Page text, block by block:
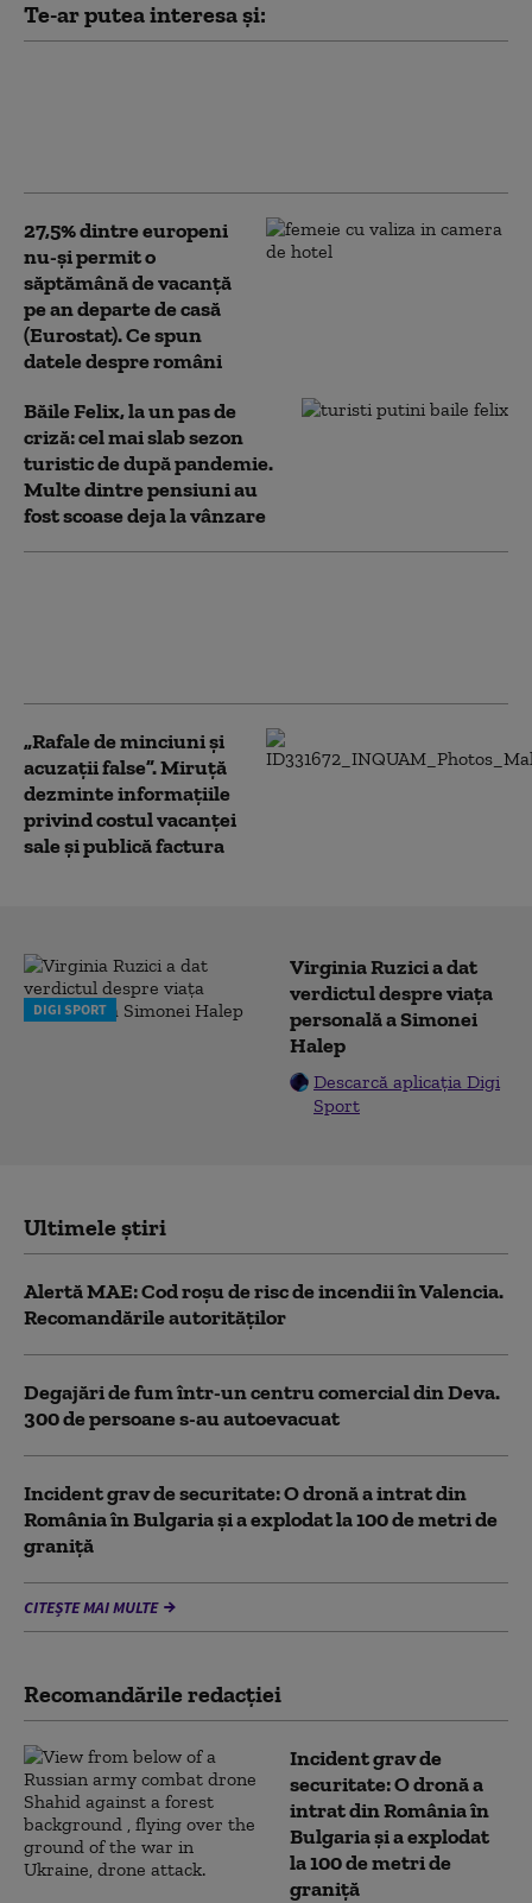
Te-ar putea interesa și:
27,5% dintre europeni
nu-şi permit o
săptămână de vacanţă
pe an departe de casă
(Eurostat). Ce spun
datele despre români
Băile Felix, la un pas de
criză: cel mai slab sezon
turistic de după pandemie.
Multe dintre pensiuni au
fost scoase deja la vânzare
„Rafale de minciuni şi
acuzaţii false”. Miruţă
dezminte informaţiile
privind costul vacanţei
sale şi publică factura
DIGI SPORT
Virginia Ruzici a dat
verdictul despre viața
personală a Simonei
Halep
Descarcă aplicația Digi
Sport
Ultimele știri
Alertă MAE: Cod roșu de risc de incendii în Valencia.
Recomandările autorităților
Degajări de fum într-un centru comercial din Deva.
300 de persoane s-au autoevacuat
Incident grav de securitate: O dronă a intrat din
România în Bulgaria şi a explodat la 100 de metri de
graniţă
CITEȘTE MAI MULTE
Recomandările redacţiei
Incident grav de
securitate: O dronă a
intrat din România în
Bulgaria şi a explodat
la 100 de metri de
graniţă